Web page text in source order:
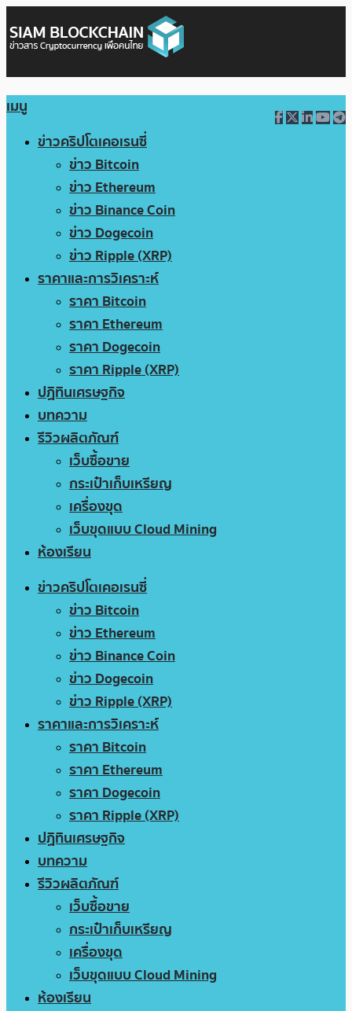
เมนู
ข่าวคริปโตเคอเรนซี่
ข่าว Bitcoin
ข่าว Ethereum
ข่าว Binance Coin
ข่าว Dogecoin
ข่าว Ripple (XRP)
ราคาและการวิเคราะห์
ราคา Bitcoin
ราคา Ethereum
ราคา Dogecoin
ราคา Ripple (XRP)
ปฏิทินเศรษฐกิจ
บทความ
รีวิวผลิตภัณฑ์
เว็บซื้อขาย
กระเป๋าเก็บเหรียญ
เครื่องขุด
เว็บขุดแบบ Cloud Mining
ห้องเรียน
ข่าวคริปโตเคอเรนซี่
ข่าว Bitcoin
ข่าว Ethereum
ข่าว Binance Coin
ข่าว Dogecoin
ข่าว Ripple (XRP)
ราคาและการวิเคราะห์
ราคา Bitcoin
ราคา Ethereum
ราคา Dogecoin
ราคา Ripple (XRP)
ปฏิทินเศรษฐกิจ
บทความ
รีวิวผลิตภัณฑ์
เว็บซื้อขาย
กระเป๋าเก็บเหรียญ
เครื่องขุด
เว็บขุดแบบ Cloud Mining
ห้องเรียน